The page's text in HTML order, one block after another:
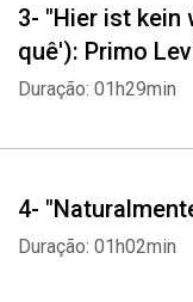
3- "Hier ist kein
quê'): Primo
Duração: 01h29min
4-
Duração: 01h02min
Whatsapp